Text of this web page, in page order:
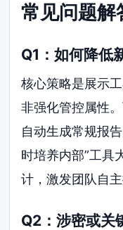
常见问题解
Q1：如何降低
核心策略是展示
非强化管控属性
自动生成常规报
时培养内部”工具
计，激发团队自
Q2：涉密或关